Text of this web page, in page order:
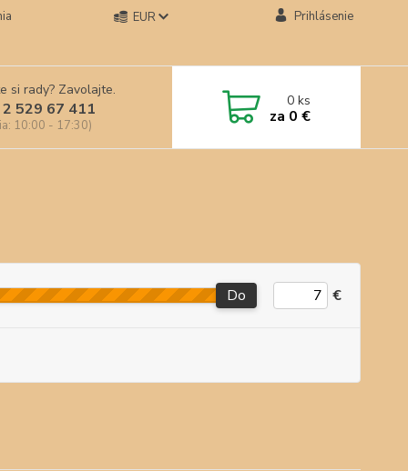
EUR Prihlásenie
si rady? Zavolajte.
529 67 411
10:00 - 17:30)
0ks
za 0 €
Do €